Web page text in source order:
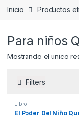
Inicio Productos
Para niños
Mostrando el único
Filters
Libro
El Poder Del Niño